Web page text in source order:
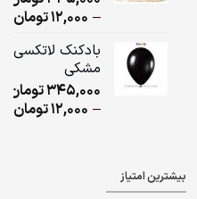
–
12,000تومان
بادکنک لاتکسی
مشکی
345,000تومان
–
12,000تومان
بیشترین امتیاز